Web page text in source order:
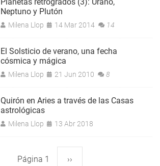
Neptuno y Plutón
Milena Llop 14 Mar 2014 14
El Solsticio de verano, una fecha
cósmica y mágica
Milena Llop 21 Jun 2010 8
Quirón en Aries a través de las Casas
astrológicas
Milena Llop 13 Abr 2018
Página 1 Siguiente
››